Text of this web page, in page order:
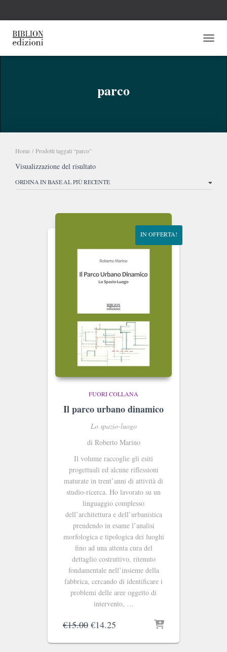
parco
Home / Prodotti taggati “parco”
Visualizzazione del risultato
IN OFFERTA!
FUORI COLLANA
Il parco urbano dinamico
Lo spazio-luogo
di Roberto Marino
Il volume raccoglie gli esiti
progettuali ed alcune riflessioni
maturate in trent’anni di attività di
studio-ricerca. Ho lavorato su un
linguaggio complesso
dell’architettura e dell’urbanistica
prendendo in esame l’analisi
morfologica e tipologica dei luoghi
fino ad una attenta cura del
dettaglio costruttivo, ritenuto
fondamentale nell’insieme della
fabbrica, cercando di identificare i
problemi delle aree oggetto di
intervento, …
€15.00 Il
originale
€14.25
attuale